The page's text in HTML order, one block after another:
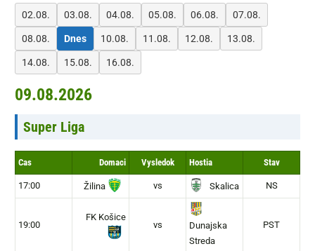
02.08. 03.08. 04.08. 05.08. 06.08. 07.08.
08.08. Dnes 10.08. 11.08. 12.08. 13.08.
14.08. 15.08. 16.08.
09.08.2026
Super Liga
Cas Domaci Vysledok Hostia Stav
17:00 Žilina vs Skalica NS
19:00
FK Košice
vs
Dunajska
Streda
PST